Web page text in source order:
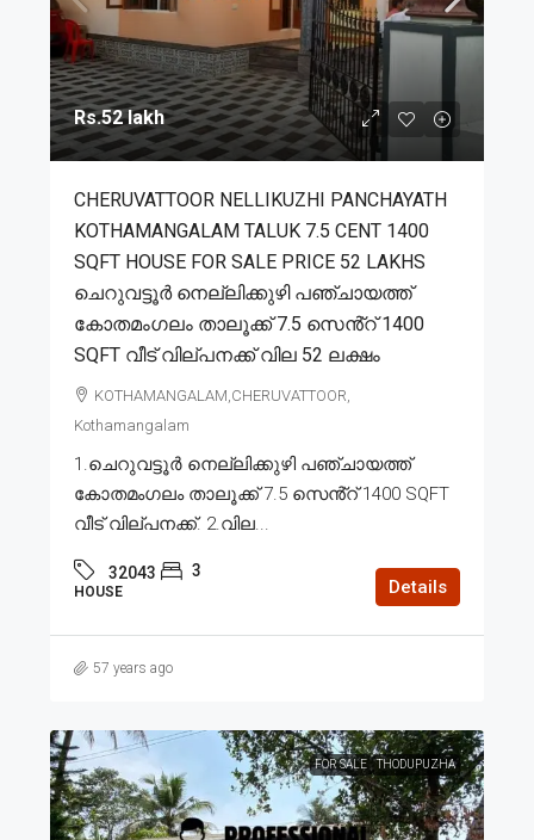
Rs.52 lakh
CHERUVATTOOR NELLIKUZHI PANCHAYATH
KOTHAMANGALAM TALUK 7.5 CENT 1400
SQFT HOUSE FOR SALE PRICE 52 LAKHS
ചെറുവട്ടൂർ നെല്ലിക്കുഴി പഞ്ചായത്ത്
കോതമംഗലം താലൂക്ക് 7.5 സെൻ്റ് 1400
SQFT വീട് വില്പനക്ക് വില 52 ലക്ഷം
KOTHAMANGALAM,CHERUVATTOOR,
Kothamangalam
1.ചെറുവട്ടൂർ നെല്ലിക്കുഴി പഞ്ചായത്ത്
കോതമംഗലം താലൂക്ക് 7.5 സെൻ്റ് 1400 SQFT
വീട് വില്പനക്ക്. 2.വില...
32043 3
HOUSE Details
57 years ago
FOR SALE THODUPUZHA